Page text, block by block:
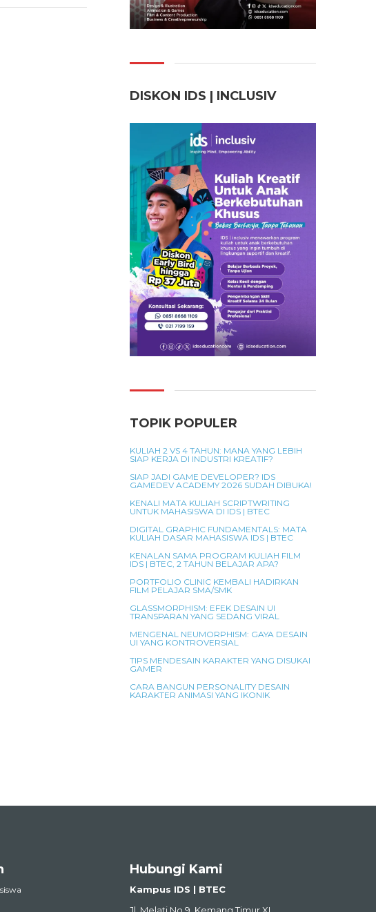
DISKON IDS | INCLUSIV
TOPIK POPULER
KULIAH 2 VS 4 TAHUN: MANA YANG LEBIH
SIAP KERJA DI INDUSTRI KREATIF?
SIAP JADI GAME DEVELOPER? IDS
GAMEDEV ACADEMY 2026 SUDAH DIBUKA!
KENALI MATA KULIAH SCRIPTWRITING
UNTUK MAHASISWA DI IDS | BTEC
DIGITAL GRAPHIC FUNDAMENTALS: MATA
KULIAH DASAR MAHASISWA IDS | BTEC
KENALAN SAMA PROGRAM KULIAH FILM
IDS | BTEC, 2 TAHUN BELAJAR APA?
PORTFOLIO CLINIC KEMBALI HADIRKAN
FILM PELAJAR SMA/SMK
GLASSMORPHISM: EFEK DESAIN UI
TRANSPARAN YANG SEDANG VIRAL
MENGENAL NEUMORPHISM: GAYA DESAIN
UI YANG KONTROVERSIAL
TIPS MENDESAIN KARAKTER YANG DISUKAI
GAMER
CARA BANGUN PERSONALITY DESAIN
KARAKTER ANIMASI YANG IKONIK
Hubungi Kami
Kampus IDS | BTEC
Jl. Melati No.9, Kemang Timur XI,